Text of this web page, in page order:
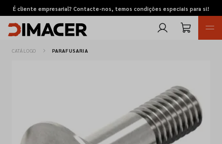
É cliente empresarial? Contacte-nos, temos condições especiais para si!
Retomas
CATÁLOGO PARAFUSARIA